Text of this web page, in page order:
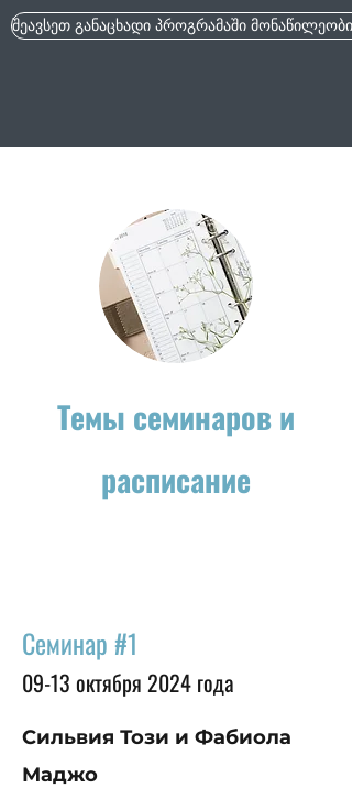
შეავსეთ განაცხადი პროგრამაში
Темы семинаров и
расписание
Семинар #1
09-13 октября 2024 года
Сильвия Този и Фабиола
Маджо